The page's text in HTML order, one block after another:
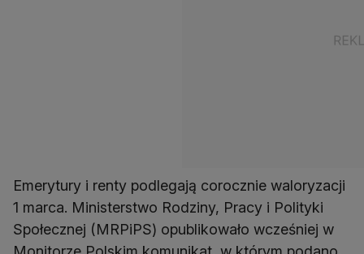
Emerytury i renty podlegają corocznie waloryzacji
1 marca. Ministerstwo Rodziny, Pracy i Polityki
Społecznej (MRPiPS) opublikowało wcześniej w